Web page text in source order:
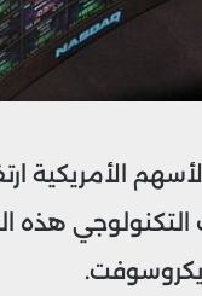
الأمريكية
هذه